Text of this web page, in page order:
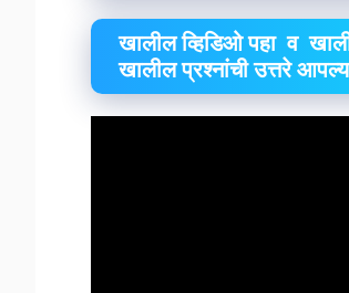
खालील व्हिडिओ पहा व
खालील प्रश्नांची उत्तरे